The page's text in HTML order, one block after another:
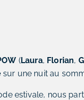
(Laura, Florian,
sur une nuit au
estivale, nous